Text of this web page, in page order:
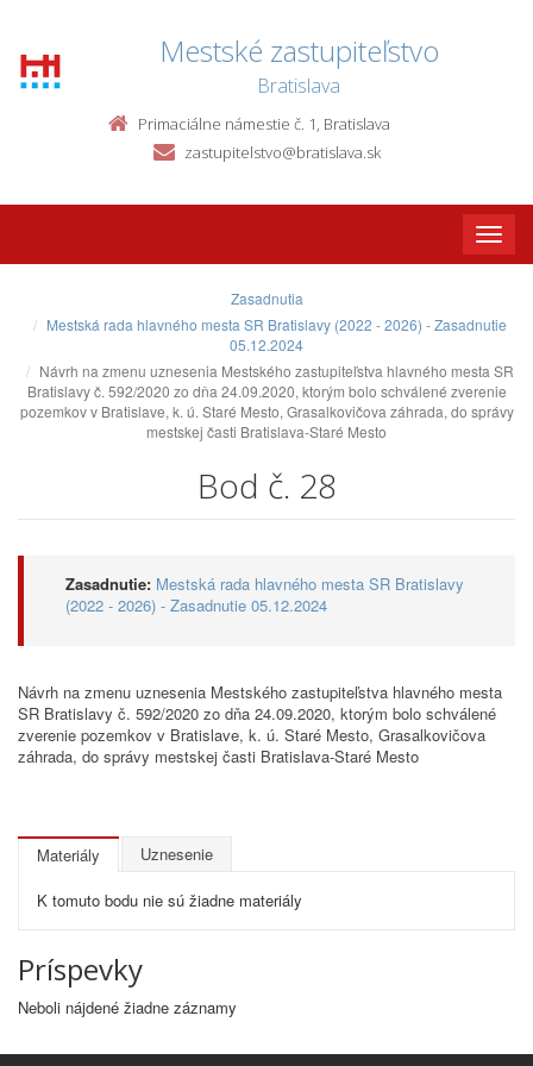
Mestské zastupiteľstvo
Bratislava
Primaciálne námestie č. 1, Bratislava
zastupitelstvo@bratislava.sk
Toggle
Zasadnutia
Mestská rada hlavného mesta SR Bratislavy (2022 - 2026) - Zasadnutie
05.12.2024
Návrh na zmenu uznesenia Mestského zastupiteľstva hlavného mesta SR
Bratislavy č. 592/2020 zo dňa 24.09.2020, ktorým bolo schválené zverenie
pozemkov v Bratislave, k. ú. Staré Mesto, Grasalkovičova záhrada, do správy
mestskej časti Bratislava-Staré Mesto
Bod č. 28
Zasadnutie: Mestská rada hlavného mesta SR Bratislavy
(2022 - 2026) - Zasadnutie 05.12.2024
Návrh na zmenu uznesenia Mestského zastupiteľstva hlavného mesta
SR Bratislavy č. 592/2020 zo dňa 24.09.2020, ktorým bolo schválené
zverenie pozemkov v Bratislave, k. ú. Staré Mesto, Grasalkovičova
záhrada, do správy mestskej časti Bratislava-Staré Mesto
Materiály Uznesenie
K tomuto bodu nie sú žiadne materiály
Príspevky
Neboli nájdené žiadne záznamy